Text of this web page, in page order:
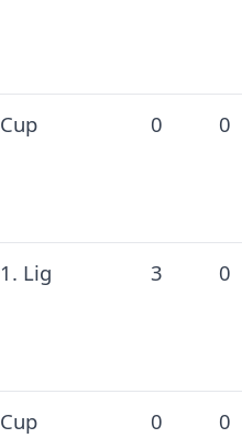
Cup 0 0
1. Lig 3 0
Cup 0 0